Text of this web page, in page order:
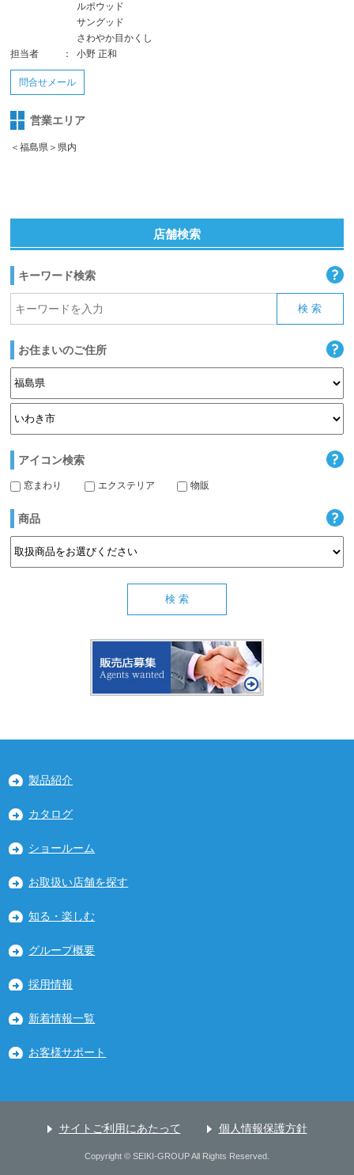
ルポウッド
サングッド
さわやか目かくし
担当者
： 小野 正和
問合せメール
営業エリア
＜福島県＞県内
店舗検索
キーワード検索
お住まいのご住所
アイコン検索
窓まわり エクステリア 物販
商品
製品紹介
カタログ
ショールーム
お取扱い店舗を探す
知る・楽しむ
グループ概要
採用情報
新着情報一覧
お客様サポート
サイトご利用にあたって 個人情報保護方針
Copyright © SEIKI-GROUP All Rights Reserved.